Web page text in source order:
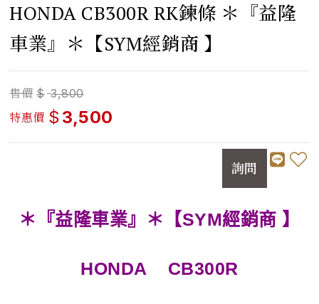
HONDA CB300R RK鍊條 ＊『益隆
車業』＊【SYM經銷商 】
售價 $ 3,800
特惠價 $ 3,500
詢問
＊『益隆車業』＊【SYM經銷商 】
HONDA CB300R